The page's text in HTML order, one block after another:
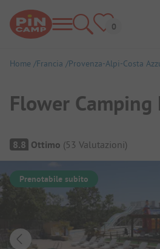
Home Francia Provenza-Alpi-Costa
Flower Camping
Panoramica del
8.8 Ottimo (53 Valutazioni)
Prenotabile subito